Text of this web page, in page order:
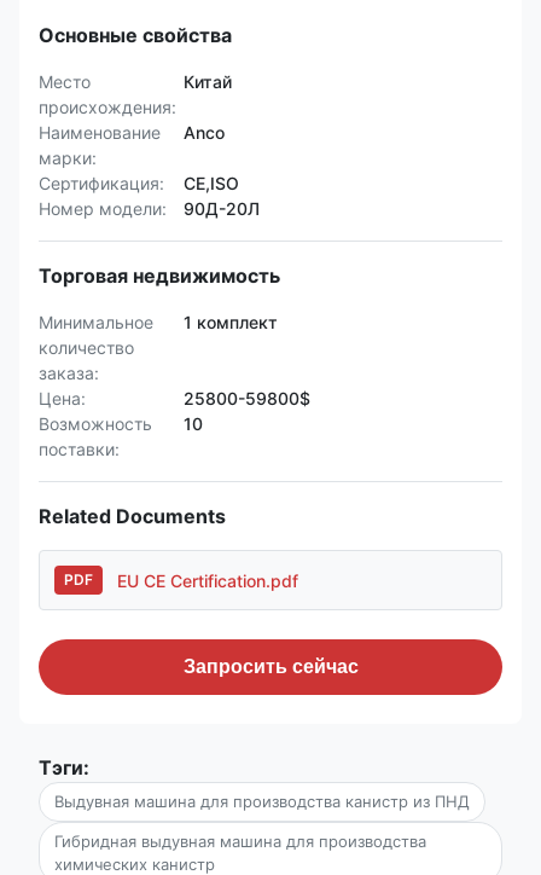
Основные свойства
Место
происхождения:
Китай
Наименование
марки:
Anco
Сертификация:
CE,ISO
Номер модели:
90Д-20Л
Торговая недвижимость
Минимальное
количество
заказа:
1 комплект
Цена:
25800-59800$
Возможность
поставки:
10
Related Documents
PDF EU CE Certification.pdf
Запросить сейчас
Тэги:
Выдувная машина для производства канистр из ПНД
Гибридная выдувная машина для производства
химических канистр